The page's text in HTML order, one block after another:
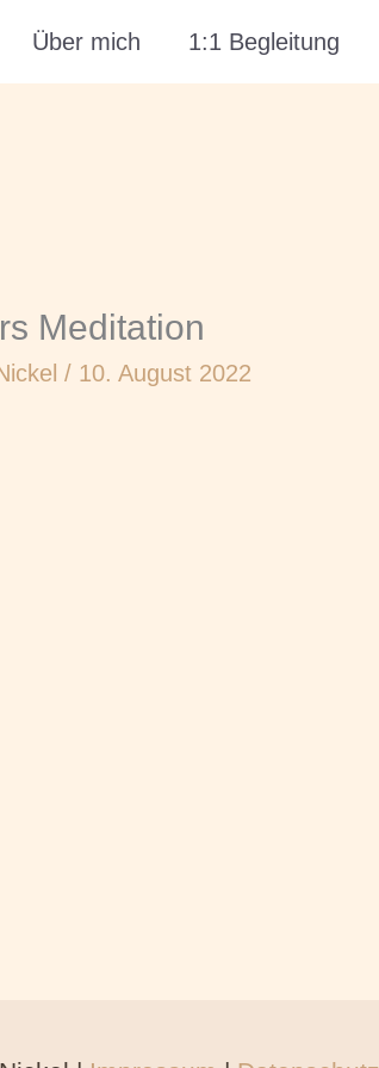
Über mich 1:1 Begleitung
Meditation
/ 10. August 2022